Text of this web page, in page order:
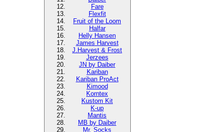
Fare
Flexfit
Fruit of the Loom
Halfar
Helly Hansen
James Harvest
J.Harvest & Frost
Jerzees
JN by Daiber
Kariban
Kariban ProAct
Kimood
Korntex
Kustom Kit
K-up
Mantis
MB by Daiber
Mr. Socks